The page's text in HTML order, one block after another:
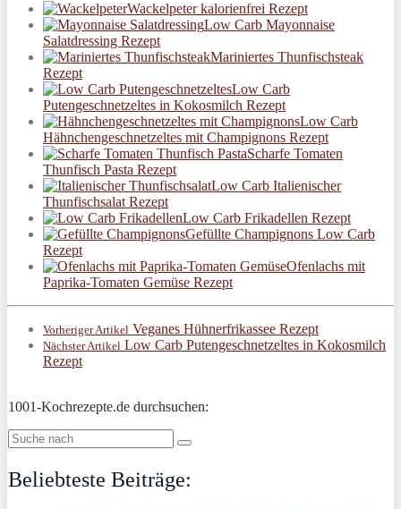
Wackelpeter kalorienfrei Rezept
Low Carb Mayonnaise
Salatdressing Rezept
Mariniertes Thunfischsteak
Rezept
Low Carb
Putengeschnetzeltes in Kokosmilch Rezept
Low Carb
Hähnchengeschnetzeltes mit Champignons Rezept
Scharfe Tomaten
Thunfisch Pasta Rezept
Low Carb Italienischer
Thunfischsalat Rezept
Low Carb Frikadellen Rezept
Gefüllte Champignons Low Carb
Rezept
Ofenlachs mit
Paprika-Tomaten Gemüse Rezept
Vorheriger Artikel Veganes Hühnerfrikassee Rezept
Nächster Artikel Low Carb Putengeschnetzeltes in Kokosmilch
Rezept
1001-Kochrezepte.de durchsuchen:
Beliebteste Beiträge: